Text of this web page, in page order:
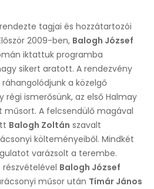
tagjai és hozzátartozói
2009-ben, Balogh József
iktattuk programba
sikert aratott. A rendezvény
a közelgő
régi ismerősünk, az első Halmay
műsort. A felcsendülő magával
Balogh Zoltán szavalt
költeményeiből. Mindkét
varázsolt a terembe.
Balogh József
műsor után Tímár János